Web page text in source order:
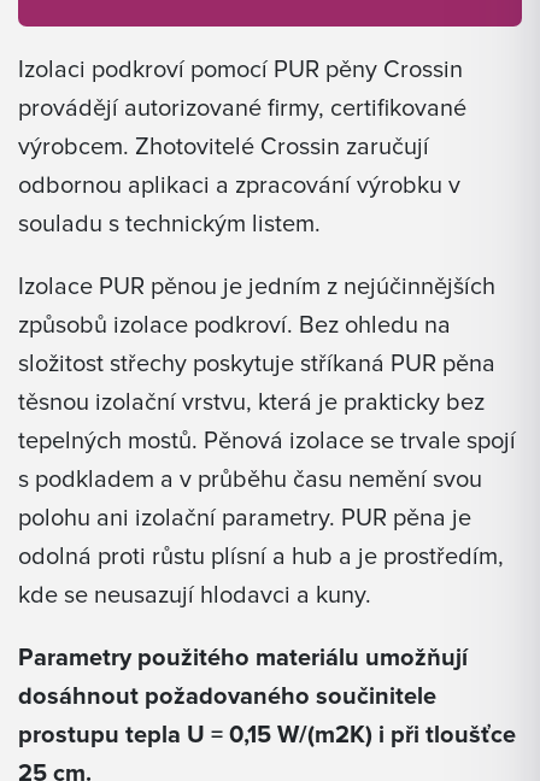
Izolaci podkroví pomocí PUR pěny Crossin
provádějí autorizované firmy, certifikované
výrobcem. Zhotovitelé Crossin zaručují
odbornou aplikaci a zpracování výrobku v
souladu s technickým listem.
Izolace PUR pěnou je jedním z nejúčinnějších
způsobů izolace podkroví. Bez ohledu na
složitost střechy poskytuje stříkaná PUR pěna
těsnou izolační vrstvu, která je prakticky bez
tepelných mostů. Pěnová izolace se trvale spojí
s podkladem a v průběhu času nemění svou
polohu ani izolační parametry. PUR pěna je
odolná proti růstu plísní a hub a je prostředím,
kde se neusazují hlodavci a kuny.
Parametry použitého materiálu umožňují
dosáhnout požadovaného součinitele
prostupu tepla U = 0,15 W/(m2K) i při tloušťce
25 cm.